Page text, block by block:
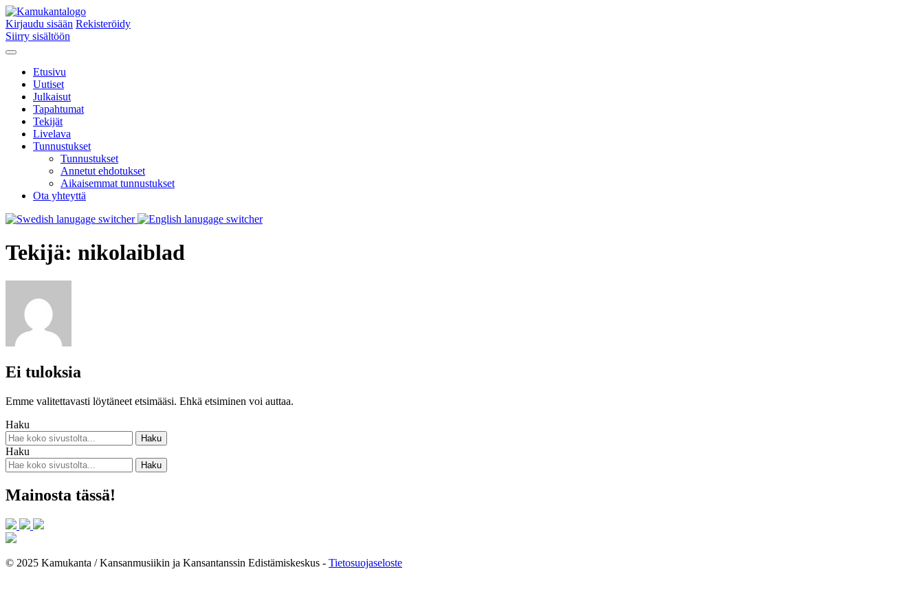
Kirjaudu sisään Rekisteröidy
Siirry sisältöön
Etusivu
Uutiset
Julkaisut
Tapahtumat
Tekijät
Livelava
Tunnustukset
Tunnustukset
Annetut ehdotukset
Aikaisemmat tunnustukset
Ota yhteyttä
Tekijä: nikolaiblad
Ei tuloksia
Emme valitettavasti löytäneet etsimääsi. Ehkä etsiminen voi auttaa.
Haku
Haku
Mainosta tässä!
© 2025 Kamukanta / Kansanmusiikin ja Kansantanssin Edistämiskeskus - Tietosuojaseloste